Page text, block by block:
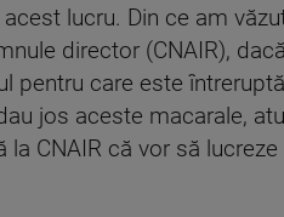
lucru. Din ce am
director (CNAIR),
pentru care este
jos aceste macarale,
CNAIR că vor să